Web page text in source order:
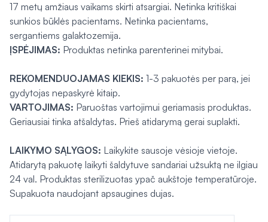
17 metų amžiaus vaikams skirti atsargiai. Netinka kritiškai
sunkios būklės pacientams. Netinka pacientams,
sergantiems galaktozemija.
ĮSPĖJIMAS: Produktas netinka parenterinei mitybai.
REKOMENDUOJAMAS KIEKIS: 1-3 pakuotės per parą, jei
gydytojas nepaskyrė kitaip.
VARTOJIMAS: Paruoštas vartojimui geriamasis produktas.
Geriausiai tinka atšaldytas. Prieš atidarymą gerai suplakti.
LAIKYMO SĄLYGOS: Laikykite sausoje vėsioje vietoje.
Atidarytą pakuotę laikyti šaldytuve sandariai užsuktą ne ilgiau
24 val. Produktas sterilizuotas ypač aukštoje temperatūroje.
Supakuota naudojant apsaugines dujas.